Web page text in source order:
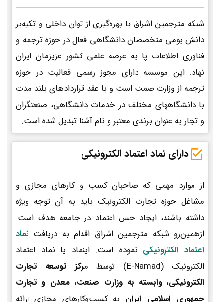
شبکه مترجمین اشراق با بهره‌گیری از توان داخلی و تکیه‌بر
دانش بومی متخصصان دانشگاهی فعال در حوزه ترجمه و
فناوری اطلاعات پا به عرصه علمی کشور عزیزمان ایران
نهاد. این موسسه دارای مجوز رسمی فعالیت در حوزه
ترجمه از وزارت صمت است و با عقد قراردادهای بلند مدت
با دانشگاههای مختلف در خدمات دانشگاهی، صنعتگران
و تجار به عنوان برندی معتبر و نام آشنا تبدیل شده است.
دارای نماد اعتماد الکترونیکی
از موارد مهمی که صاحبان کسب و کارهای مجازی و
مشاغل حوزه تجارت الکترونیک باید به آن توجه ویژه
داشته باشند، ایجاد حس اعتماد در جامعه هدف است.
ازهمین‌رو شبکه مترجمین اشراق اقدام به دریافت نماد
اعتماد الکترونیکی نموده است. اینماد یا نماد اعتماد
الکترونیک (E-Namad) توسط م
رکز توسعه تجارت
الکترونیکی، وابسته به وزارت صنعت، معدن و تجارت
جمهوری اسلامی ایران به کسب‌وکارهای مجازی ارائه